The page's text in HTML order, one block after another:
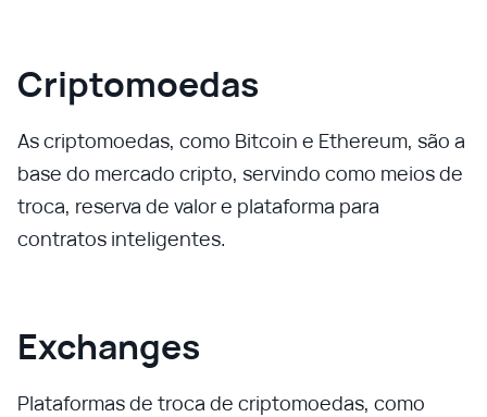
Criptomoedas
As criptomoedas, como Bitcoin e Ethereum, são a
base do mercado cripto, servindo como meios de
troca, reserva de valor e plataforma para
contratos inteligentes.
Exchanges
Plataformas de troca de criptomoedas, como